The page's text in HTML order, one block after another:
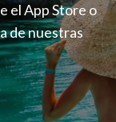
el App Store o
de nuestras